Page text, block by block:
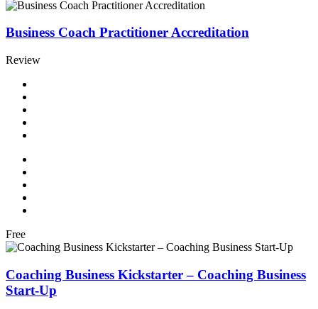
Business Coach Practitioner Accreditation
Review
Free
Coaching Business Kickstarter – Coaching Business
Start-Up